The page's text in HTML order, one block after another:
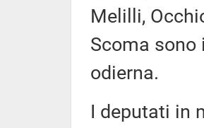
Melilli,
Scoma sono
odierna.
I deputati in